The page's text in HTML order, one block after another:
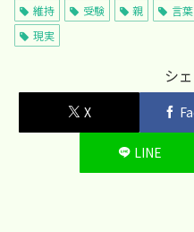
維持 受験 親 言葉
現実
シ
X
LINE